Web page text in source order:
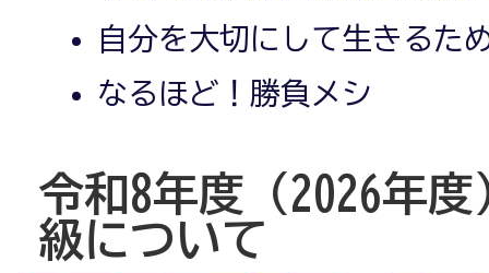
自分を大切にして生きるた
なるほど！勝負メシ
令和8年度（2026年
級について